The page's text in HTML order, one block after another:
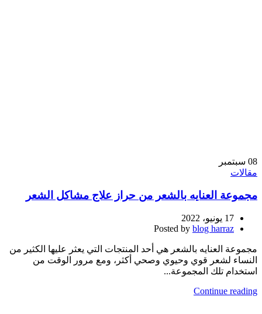
08 سبتمبر
مقالات
مجموعة العنايه بالشعر من حراز علاج مشاكل الشعر
17 يونيو، 2022
Posted by blog harraz
مجموعة العنايه بالشعر هي أحد المنتجات التي يعثر عليها الكثير من
النساء لشعر قوي وحيوي وصحي أكثر، ومع مرور الوقت من
استخدام تلك المجموعة...
Continue reading